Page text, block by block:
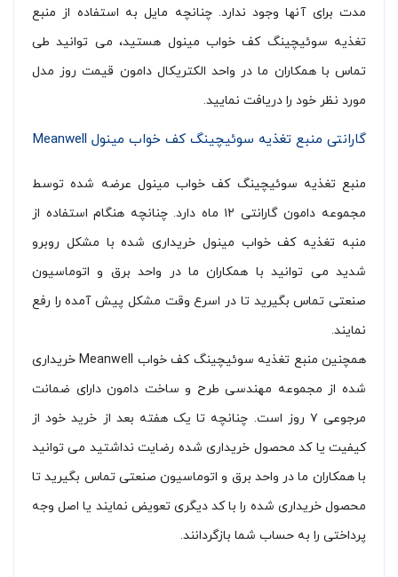
مدت برای آنها وجود ندارد. چنانچه مایل به استفاده از منبع
تغذیه سوئیچینگ کف خواب مینول هستید، می توانید طی
تماس با همکاران ما در واحد الکتریکال دامون قیمت روز مدل
مورد نظر خود را دریافت نمایید.
گارانتی منبع تغذیه سوئیچینگ کف خواب مینول Meanwell
منبع تغذیه سوئیچینگ کف خواب مینول عرضه شده توسط
مجموعه دامون گارانتی ۱۲ ماه دارد. چنانچه هنگام استفاده از
منبه تغذیه کف خواب مینول خریداری شده با مشکل روبرو
شدید می توانید با همکاران ما در واحد برق و اتوماسیون
صنعتی تماس بگیرید تا در اسرع وقت مشکل پیش آمده را رفع
نمایند.
همچنین منبع تغذیه سوئیچینگ کف خواب Meanwell خریداری
شده از مجموعه مهندسی طرح و ساخت دامون دارای ضمانت
مرجوعی ۷ روز است. چنانچه تا یک هفته بعد از خرید خود از
کیفیت یا کد محصول خریداری شده رضایت نداشتید می توانید
با همکاران ما در واحد برق و اتوماسیون صنعتی تماس بگیرید تا
محصول خریداری شده را با کد دیگری تعویض نمایند یا اصل وجه
پرداختی را به حساب شما بازگردانند.